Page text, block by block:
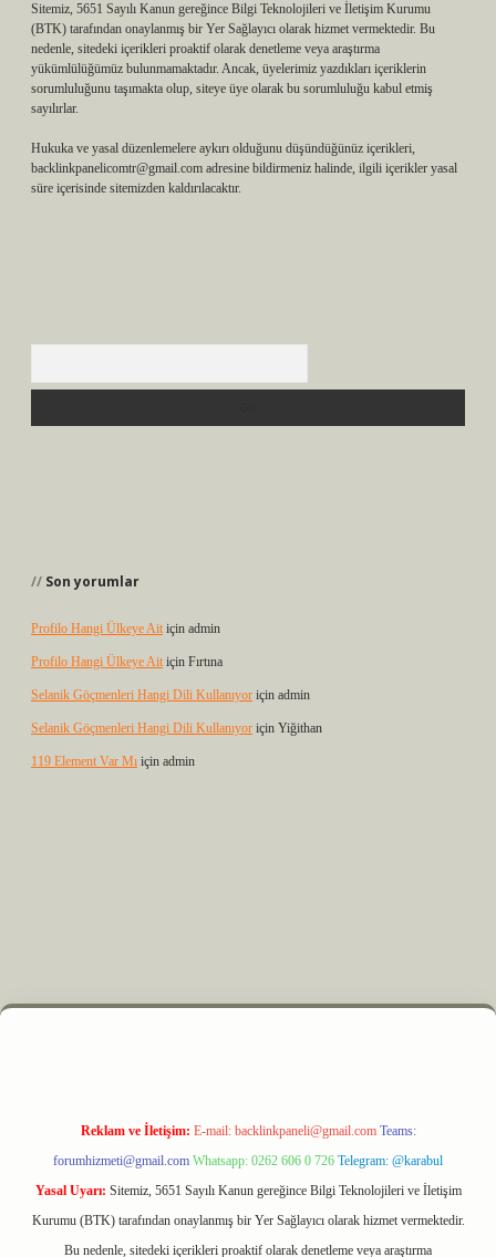
Sitemiz, 5651 Sayılı Kanun gereğince Bilgi Teknolojileri ve İletişim Kurumu
(BTK) tarafından onaylanmış bir Yer Sağlayıcı olarak hizmet vermektedir. Bu
nedenle, sitedeki içerikleri proaktif olarak denetleme veya araştırma
yükümlülüğümüz bulunmamaktadır. Ancak, üyelerimiz yazdıkları içeriklerin
sorumluluğunu taşımakta olup, siteye üye olarak bu sorumluluğu kabul etmiş
sayılırlar.
Hukuka ve yasal düzenlemelere aykırı olduğunu düşündüğünüz içerikleri,
backlinkpanelicomtr@gmail.com adresine bildirmeniz halinde, ilgili içerikler yasal
süre içerisinde sitemizden kaldırılacaktır.
Son yorumlar
Profilo Hangi Ülkeye Ait için admin
Profilo Hangi Ülkeye Ait için Fırtına
Selanik Göçmenleri Hangi Dili Kullanıyor için admin
Selanik Göçmenleri Hangi Dili Kullanıyor için Yiğithan
119 Element Var Mı için admin
elexbet
Reklam ve İletişim: E-mail: backlinkpaneli@gmail.com Teams:
forumhizmeti@gmail.com Whatsapp: 0262 606 0 726 Telegram: @karabul
Yasal Uyarı: Sitemiz, 5651 Sayılı Kanun gereğince Bilgi Teknolojileri ve İletişim
Kurumu (BTK) tarafından onaylanmış bir Yer Sağlayıcı olarak hizmet vermektedir.
Bu nedenle, sitedeki içerikleri proaktif olarak denetleme veya araştırma